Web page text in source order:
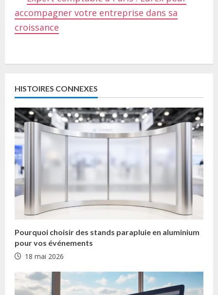
accompagner votre entreprise dans sa
croissance
n
t
i
n
u
e
R
e
a
d
HISTOIRES CONNEXES
Pourquoi choisir des stands parapluie en aluminium
pour vos événements
18 mai 2026